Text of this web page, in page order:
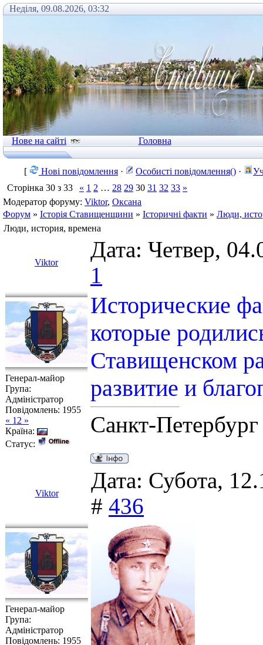
Неділя, 09.08.2026, 03:32
Нове на сайті Головна
[ Нові повідомлення · Особисті повідомлення() ·
Сторінка 30 з 33 « 1 2 … 28 29 30 31 32 33 »
Модератор форуму: Viktor, Оксана
Форум » Історія Ставищенщини » Історичні факти » Люди,
Люди, история, времена
Viktor
Дата: Четвер,
1
Генерал-майор
Група:
Адміністратор
Повідомлень: 1955
« 12 »
Країна:
Статус:
Исторические
которые
Ставищенском
развитие и
Санкт-Петербург
Viktor
Дата: Субота,
# 436
Генерал-майор
Група:
Адміністратор
Повідомлень: 1955